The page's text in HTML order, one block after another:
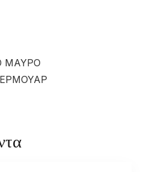
ΜΑΥΡΟ